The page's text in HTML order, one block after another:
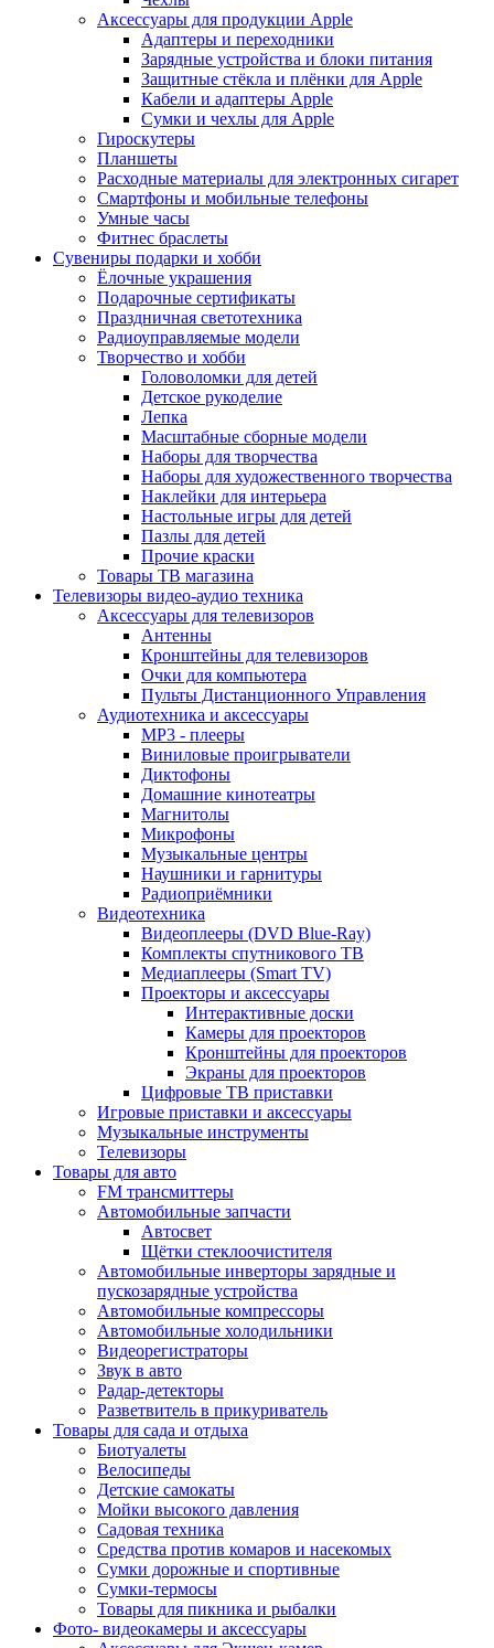
Аксессуары для продукции Apple
Адаптеры и переходники
Зарядные устройства и блоки питания
Защитные стёкла и плёнки для Apple
Кабели и адаптеры Apple
Сумки и чехлы для Apple
Гироскутеры
Планшеты
Расходные материалы для электронных сигарет
Смартфоны и мобильные телефоны
Умные часы
Фитнес браслеты
Сувениры подарки и хобби
Ёлочные украшения
Подарочные сертификаты
Праздничная светотехника
Радиоуправляемые модели
Творчество и хобби
Головоломки для детей
Детское рукоделие
Лепка
Масштабные сборные модели
Наборы для творчества
Наборы для художественного творчества
Наклейки для интерьера
Настольные игры для детей
Пазлы для детей
Прочие краски
Товары ТВ магазина
Телевизоры видео-аудио техника
Аксессуары для телевизоров
Антенны
Кронштейны для телевизоров
Очки для компьютера
Пульты Дистанционного Управления
Аудиотехника и аксессуары
MP3 - плееры
Виниловые проигрыватели
Диктофоны
Домашние кинотеатры
Магнитолы
Микрофоны
Музыкальные центры
Наушники и гарнитуры
Радиоприёмники
Видеотехника
Видеоплееры (DVD Blue-Ray)
Комплекты спутникового ТВ
Медиаплееры (Smart TV)
Проекторы и аксессуары
Интерактивные доски
Камеры для проекторов
Кронштейны для проекторов
Экраны для проекторов
Цифровые ТВ приставки
Игровые приставки и аксессуары
Музыкальные инструменты
Телевизоры
Товары для авто
FM трансмиттеры
Автомобильные запчасти
Автосвет
Щётки стеклоочистителя
Автомобильные инверторы зарядные и
пускозарядные устройства
Автомобильные компрессоры
Автомобильные холодильники
Видеорегистраторы
Звук в авто
Радар-детекторы
Разветвитель в прикуриватель
Товары для сада и отдыха
Биотуалеты
Велосипеды
Детские самокаты
Мойки высокого давления
Садовая техника
Средства против комаров и насекомых
Сумки дорожные и спортивные
Сумки-термосы
Товары для пикника и рыбалки
Фото- видеокамеры и аксессуары